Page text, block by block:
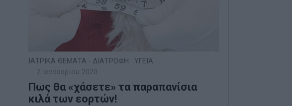
ΙΑΤΡΙΚΑ ΘΕΜΑΤΑ - ΔΙΑΤΡΟΦΗ
ΥΓΕΙΑ
2 Ιανουαρίου 2020
Πως θα «χάσετε» τα παραπανίσια
κιλά των εορτών!